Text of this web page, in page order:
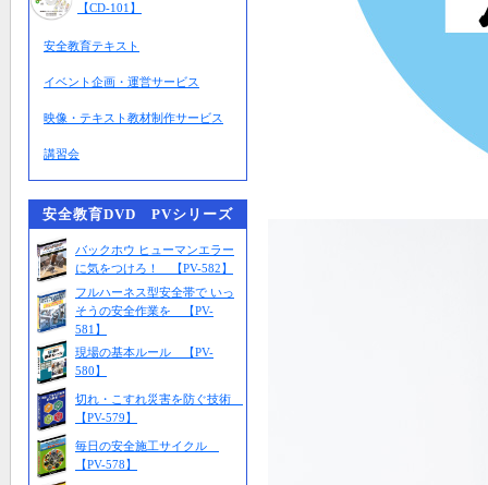
【CD-101】
安全教育テキスト
イベント企画・運営サービス
映像・テキスト教材制作サービス
講習会
安全教育DVD PVシリーズ
バックホウ ヒューマンエラー
に気をつけろ！ 【PV-582】
フルハーネス型安全帯で いっ
そうの安全作業を 【PV-
581】
現場の基本ルール 【PV-
580】
切れ・こすれ災害を防ぐ技術
【PV-579】
毎日の安全施工サイクル
【PV-578】